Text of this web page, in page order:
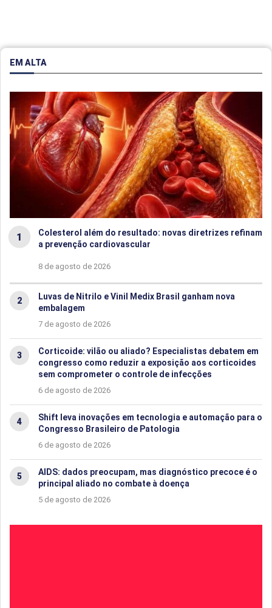
EM ALTA
Colesterol além do resultado: novas diretrizes refinam
a prevenção cardiovascular
8 de agosto de 2026
Luvas de Nitrilo e Vinil Medix Brasil ganham nova
embalagem
7 de agosto de 2026
Corticoide: vilão ou aliado? Especialistas debatem em
congresso como reduzir a exposição aos corticoides
sem comprometer o controle de infecções
6 de agosto de 2026
Shift leva inovações em tecnologia e automação para o
Congresso Brasileiro de Patologia
6 de agosto de 2026
AIDS: dados preocupam, mas diagnóstico precoce é o
principal aliado no combate à doença
5 de agosto de 2026